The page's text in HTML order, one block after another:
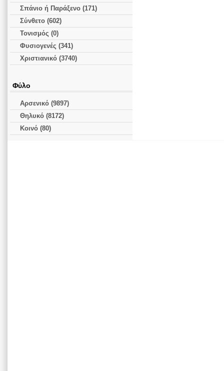
Σπάνιο ή Παράξενο (171)
Σύνθετο (602)
Τονισμός (0)
Φυσιογενές (341)
Χριστιανικό (3740)
Φύλο
Αρσενικό (9897)
Θηλυκό (8172)
Κοινό (80)